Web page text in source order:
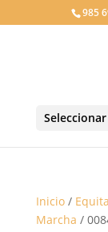
985
Inicio/
Marcha /